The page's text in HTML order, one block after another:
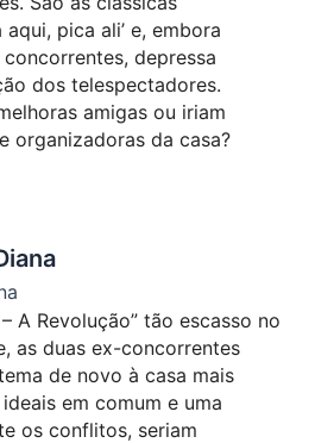
pica ali’ e, embora
depressa
dos telespectadores.
amigas ou iriam
organizadoras da casa?
A Revolução” tão escasso no
as duas ex-concorrentes
de novo à casa mais
em comum e uma
os conflitos, seriam